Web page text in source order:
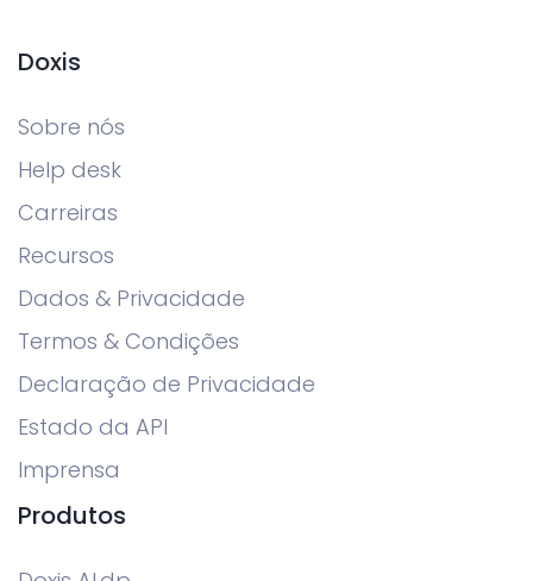
Doxis
Sobre nós
Help desk
Carreiras
Recursos
Dados & Privacidade
Termos & Condições
Declaração de Privacidade
Estado da API
Imprensa
Produtos